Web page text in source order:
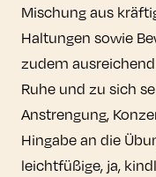
Mischung aus
Haltungen sowie
zudem
Ruhe und zu sich
Anstrengung,
Hingabe an die
leichtfüßige, ja,